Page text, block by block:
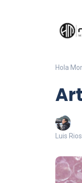
Hola
Luis Rios